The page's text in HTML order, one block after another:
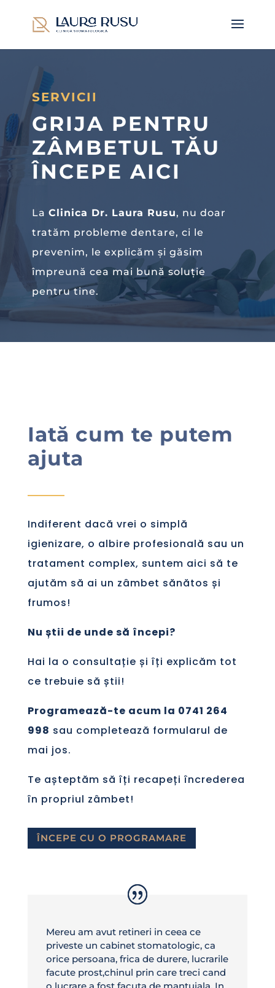
SERVICII
GRIJA PENTRU
ZÂMBETUL TĂU
ÎNCEPE AICI
La Clinica Dr. Laura Rusu, nu doar
tratăm probleme dentare, ci le
prevenim, le explicăm și găsim
împreună cea mai bună soluție
pentru tine.
Iată cum te putem
ajuta
Indiferent dacă vrei o simplă
igienizare, o albire profesională sau un
tratament complex, suntem aici să te
ajutăm să ai un zâmbet sănătos și
frumos!
Nu știi de unde să începi?
Hai la o consultație și îți explicăm tot
ce trebuie să știi!
Programează-te acum la 0741 264
998 sau completează formularul de
mai jos.
Te așteptăm să îți recapeți încrederea
în propriul zâmbet!
ÎNCEPE CU O PROGRAMARE
Mereu am avut retineri in ceea ce
priveste un cabinet stomatologic, ca
orice persoana, frica de durere, lucrarile
facute prost,chinul prin care treci cand
o lucrare a fost facuta de mantuiala. In